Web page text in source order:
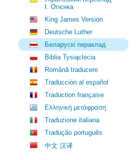
І. Огієнка
King James Version
Deutsche Luther
Беларускі пераклад
Biblia Tysiąclecia
Română traducere
Traducción al español
Traduction française
Ελληνική μετάφραση
Traduzione italiana
Tradução português
中文 汉译